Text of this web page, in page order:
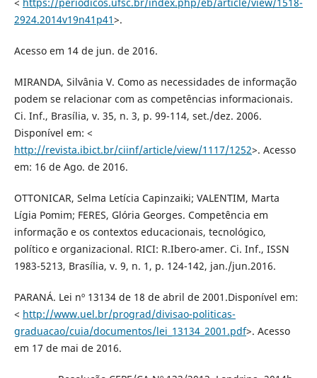
< https://periodicos.ufsc.br/index.php/eb/article/view/1518-
2924.2014v19n41p41>.
Acesso em 14 de jun. de 2016.
MIRANDA, Silvânia V. Como as necessidades de informação
podem se relacionar com as competências informacionais.
Ci. Inf., Brasília, v. 35, n. 3, p. 99-114, set./dez. 2006.
Disponível em: <
http://revista.ibict.br/ciinf/article/view/1117/1252>. Acesso
em: 16 de Ago. de 2016.
OTTONICAR, Selma Letícia Capinzaiki; VALENTIM, Marta
Lígia Pomim; FERES, Glória Georges. Competência em
informação e os contextos educacionais, tecnológico,
político e organizacional. RICI: R.Ibero-amer. Ci. Inf., ISSN
1983-5213, Brasília, v. 9, n. 1, p. 124-142, jan./jun.2016.
PARANÁ. Lei nº 13134 de 18 de abril de 2001.Disponível em:
< http://www.uel.br/prograd/divisao-politicas-
graduacao/cuia/documentos/lei_13134_2001.pdf>. Acesso
em 17 de mai de 2016.